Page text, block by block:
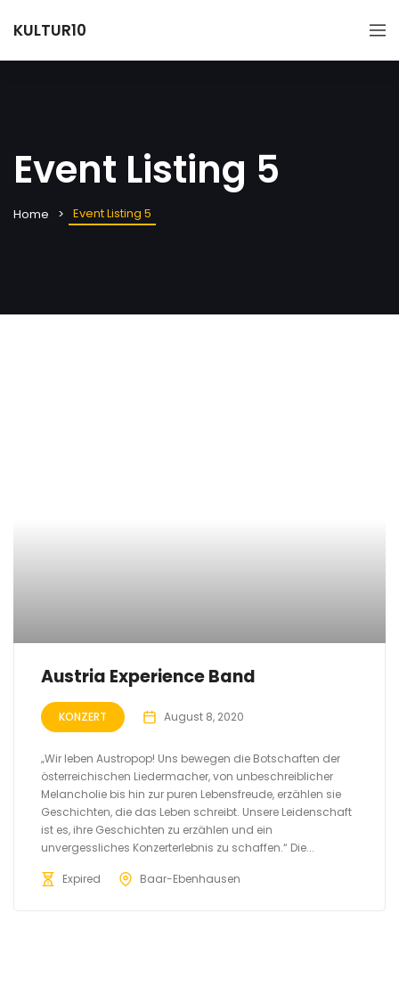
KULTUR10
Event Listing 5
Home Event Listing 5
Austria Experience Band
KONZERT August 8, 2020
„Wir leben Austropop! Uns bewegen die Botschaften der
österreichischen Liedermacher, von unbeschreiblicher
Melancholie bis hin zur puren Lebensfreude, erzählen sie
Geschichten, die das Leben schreibt. Unsere Leidenschaft
ist es, ihre Geschichten zu erzählen und ein
unvergessliches Konzerterlebnis zu schaffen.“ Die...
Expired Baar-Ebenhausen